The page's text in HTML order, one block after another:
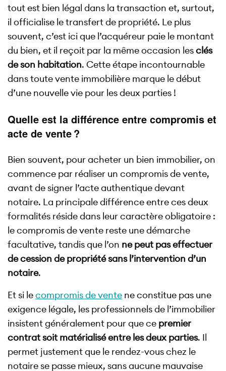
tout est bien légal dans la transaction et, surtout,
il officialise le transfert de propriété. Le plus
souvent, c’est ici que l’acquéreur paie le montant
du bien, et il reçoit par la même occasion lesclés
de son habitation. Cette étape incontournable
dans toute vente immobilière marque le début
d’une nouvelle vie pour les deux parties !
Quelle est la différence entre compromis et
acte de vente ?
Bien souvent, pour acheter un bien immobilier, on
commence par réaliser un compromis de vente,
avant de signer l’acte authentique devant
notaire. La principale différence entre ces deux
formalités réside dans leur caractère obligatoire :
le compromis de vente reste une démarche
facultative, tandis que l’on ne peut pas effectuer
de cession de propriété sans l’intervention d’un
notaire.
Et si lecompromis de vente ne constitue pas une
exigence légale, les professionnels de l’immobilier
insistent généralement pour que ce premier
contrat soit matérialisé entre les deux parties. Il
permet justement que le rendez-vous chez le
notaire se passe mieux, sans aucune mauvaise